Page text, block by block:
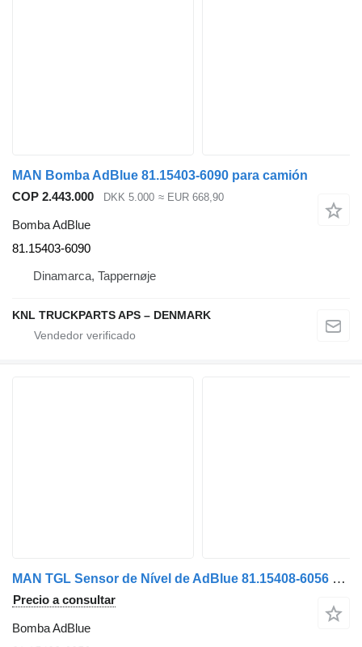
MAN Bomba AdBlue 81.15403-6090 para camión
COP 2.443.000
DKK 5.000 ≈ EUR 668,90
Bomba AdBlue
81.15403-6090
Dinamarca, Tappernøje
KNL TRUCKPARTS APS – DENMARK
MAN TGL Sensor de Nível de AdBlue 81.15408-6056 bomba AdBlue para camión
Precio a consultar
Bomba AdBlue